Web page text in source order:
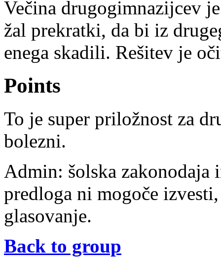
Večina drugogimnazijcev
žal prekratki, da bi iz
enega skadili. Rešitev je
Points
To je super priložnost za
bolezni.
Admin: šolska zakonodaja
predloga ni mogoče
glasovanje.
Back to group